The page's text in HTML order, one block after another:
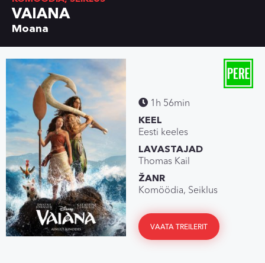
VAIANA
Moana
1h 56min
KEEL
Eesti keeles
LAVASTAJAD
Thomas Kail
ŽANR
Komöödia, Seiklus
VAATA TREILERIT